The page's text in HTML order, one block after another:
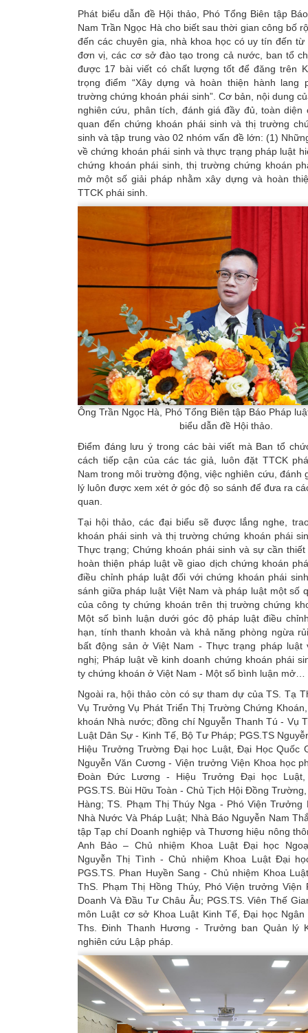
Phát biểu dẫn đề Hội thảo, Phó Tổng Biên tập
Nam Trần Ngọc Hà cho biết sau thời gian công bố
đến các chuyên gia, nhà khoa học có uy tín đến
đơn vị, các cơ sở đào tạo trong cả nước, ban tổ
được 17 bài viết có chất lượng tốt để đăng trên
trọng điểm “Xây dựng và hoàn thiện hành lang
trường chứng khoán phái sinh”. Cơ bản, nội dung
nghiên cứu, phân tích, đánh giá đầy đủ, toàn diện
quan đến chứng khoán phái sinh và thị trường
sinh và tập trung vào 02 nhóm vấn đề lớn: (1)
về chứng khoán phái sinh và thực trạng pháp luật
chứng khoán phái sinh, thị trường chứng khoán
mở một số giải pháp nhằm xây dựng và hoàn
TTCK phái sinh.
Ông Trần Ngọc Hà, Phó Tổng Biên tập Báo Pháp
biểu dẫn đề Hội thảo.
Điểm đáng lưu ý trong các bài viết mà Ban tổ
cách tiếp cận của các tác giả, luôn đặt TTCK
Nam trong môi trường động, việc nghiên cứu, đánh
lý luôn được xem xét ở góc độ so sánh để đưa ra
quan.
Tại hội thảo, các đại biểu sẽ được lắng nghe,
khoán phái sinh và thị trường chứng khoán phái
Thực trạng; Chứng khoán phái sinh và sự cần
hoàn thiện pháp luật về giao dịch chứng khoán
điều chỉnh pháp luật đối với chứng khoán phái
sánh giữa pháp luật Việt Nam và pháp luật một số
của công ty chứng khoán trên thị trường chứng
Một số bình luận dưới góc độ pháp luật điều
hạn, tính thanh khoản và khả năng phòng ngừa
bất động sản ở Việt Nam - Thực trạng pháp luật
nghị; Pháp luật về kinh doanh chứng khoán phái
ty chứng khoán ở Việt Nam - Một số bình luận mở…
Ngoài ra, hội thảo còn có sự tham dự của TS. Tạ
Vụ Trưởng Vụ Phát Triển Thị Trường Chứng
khoán Nhà nước; đồng chí Nguyễn Thanh Tú - Vụ
Luật Dân Sự - Kinh Tế, Bộ Tư Pháp; PGS.TS
Hiệu Trưởng Trường Đại học Luật, Đại Học Quốc
Nguyễn Văn Cương - Viện trưởng Viện Khoa học
Đoàn Đức Lương - Hiệu Trưởng Đại học
PGS.TS. Bùi Hữu Toàn - Chủ Tịch Hội Đồng
Hàng; TS. Phạm Thị Thúy Nga - Phó Viện Trưởng
Nhà Nước Và Pháp Luật; Nhà Báo Nguyễn Nam
tập Tạp chí Doanh nghiệp và Thương hiệu nông
Anh Bảo – Chủ nhiệm Khoa Luật Đại học
Nguyễn Thị Tình - Chủ nhiệm Khoa Luật Đại
PGS.TS. Phan Huyền Sang - Chủ nhiệm Khoa
ThS. Phạm Thị Hồng Thúy, Phó Viện trưởng Viện
Doanh Và Đầu Tư Châu Âu; PGS.TS. Viên Thế
môn Luật cơ sở Khoa Luật Kinh Tế, Đại học Ngân
Ths. Đinh Thanh Hương - Trưởng ban Quản lý
nghiên cứu Lập pháp.